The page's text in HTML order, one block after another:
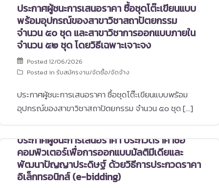
ประกาศผู้ชนะการเสนอราคา ซื้อชุดโต๊ะเขียนแบบ
พร้อมอุปกรณ์ของสาขาวิชาสถาปัตยกรรม
จำนวน ๕๐ ชุด และสาขาวิชาการออกแบบภายใน
จำนวน ๕๒ ชุด โดยวิธีเฉพาะเจาะจง
Posted 12/06/2026
Posted in รับสมัครงาน/จัดซื้อ/จัดจ้าง
ประกาศผู้ชนะการเสนอราคา ซื้อชุดโต๊ะเขียนแบบพร้อม
อุปกรณ์ของสาขาวิชาสถาปัตยกรรม จำนวน ๕๐ ชุด […]
ประกาศผู้ชนะการเสนอราคา ประกวดราคาซื้อ
คอมพิวเตอร์เพื่อการออกแบบมัลติมีเดียและ
พัฒนาปัญญาประดิษฐ์ ด้วยวิธีการประกวดราคา
อิเล็กทรอนิกส์ (e-bidding)